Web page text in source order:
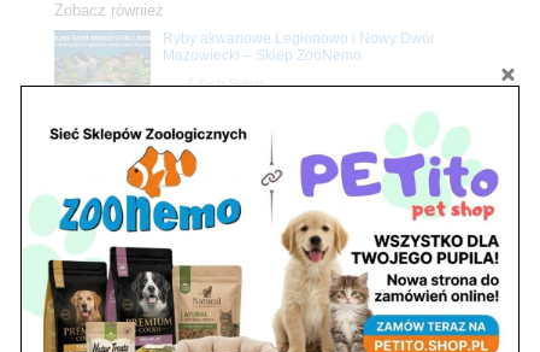
Zobacz również
Z Życia Sklepu
Ryby akwariowe Legionowo i Nowy Dwór
Mazowiecki – Sklep ZooNemo
Z Życia Sklepu
Stwórz podwodne arcydzieło: Najpiękniejsze
rośliny akwariowe w ZooNemo – Legionowo i
Nowy Dwór Mazowiecki
Upały wracają! Zadbaj o komfort swojego pupila
z matami chłodzącymi ZooNemo
Z Życia Sklepu
Niedziela handlowa w Zoonemo – Informacja o
godzinach otwarcia